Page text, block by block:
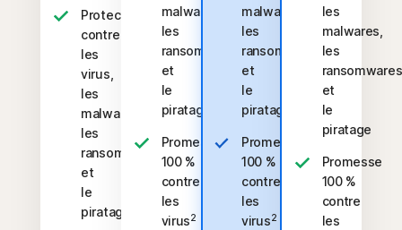
Protection
contre
les
virus,
les
malwares,
les
ransomwares
et
le
piratage
malwares,
les
ransomwares
et
le
piratage
Promesse
100 %
contre
les
virus2
malwares,
les
ransomwares
et
le
piratage
Promesse
100 %
contre
les
virus2
les
malwares,
les
ransomwares
et
le
piratage
Promesse
100 %
contre
les